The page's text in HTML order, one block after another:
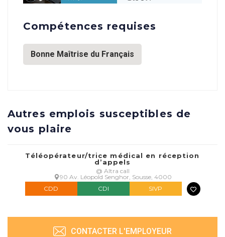
Compétences requises
Bonne Maîtrise du Français
Autres emplois susceptibles de
vous plaire
Téléopérateur/trice médical en réception
d’appels
@ Altra call
90 Av. Léopold Senghor, Sousse, 4000
CDD
CDI SIVP
CONTACTER L'EMPLOYEUR